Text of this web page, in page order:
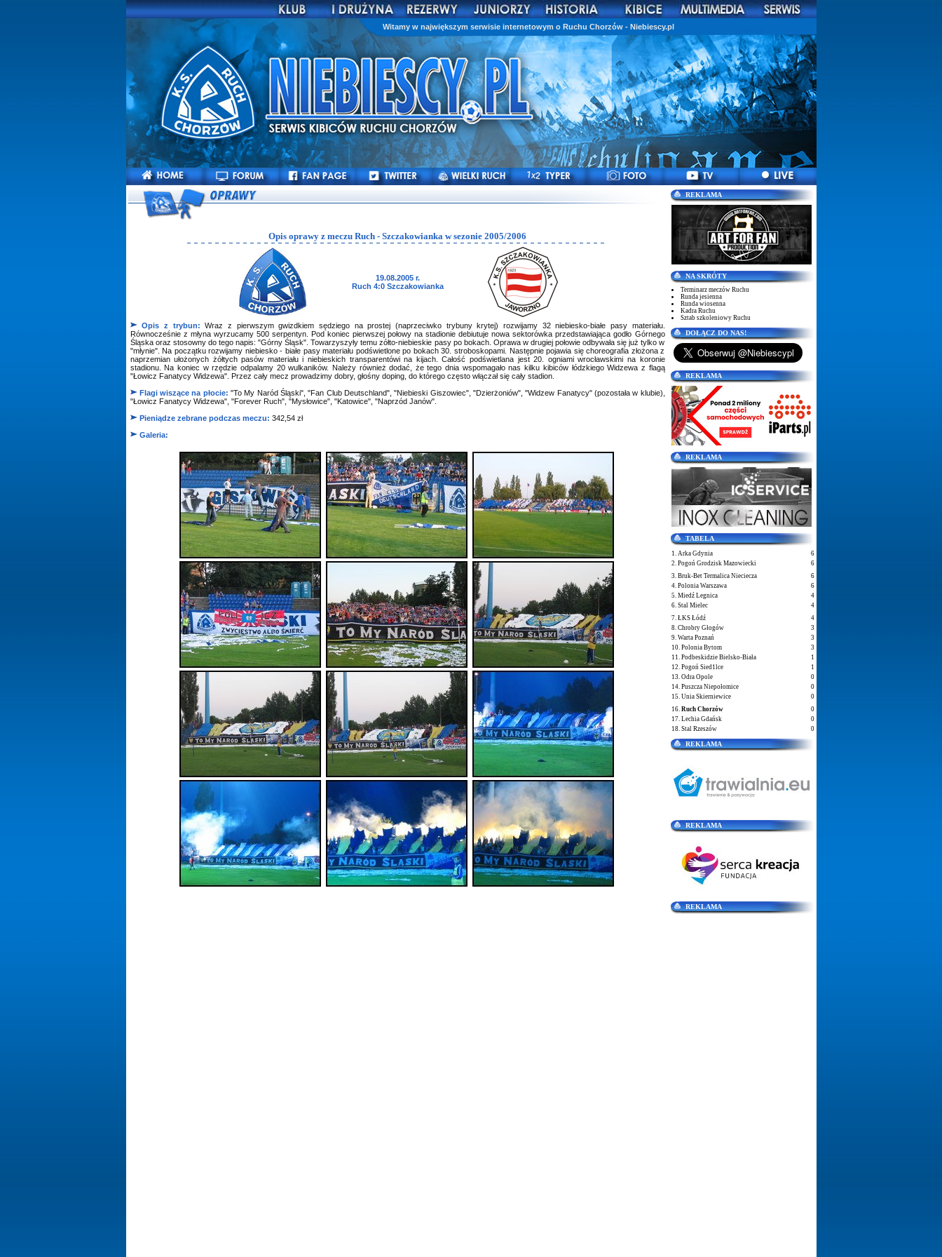
Witamy w największym serwisie internetowym o Ruchu Chorzów - Niebiescy.pl
Opis oprawy z meczu Ruch - Szczakowianka w sezonie 2005/2006
19.08.2005 r.
Ruch 4:0 Szczakowianka
Opis z trybun: Wraz z pierwszym gwizdkiem sędziego na prostej (naprzeciwko trybuny krytej) rozwijamy 32 niebiesko-białe pasy materiału.
Równocześnie z młyna wyrzucamy 500 serpentyn. Pod koniec pierwszej połowy na stadionie debiutuje nowa sektorówka przedstawiająca godło Górnego
Śląska oraz stosowny do tego napis: "Górny Śląsk". Towarzyszyły temu zółto-niebieskie pasy po bokach. Oprawa w drugiej połowie odbywała się już tylko w
"młynie". Na początku rozwijamy niebiesko - białe pasy materiału podświetlone po bokach 30. stroboskopami. Następnie pojawia się choreografia złożona z
naprzemian ułożonych żółtych pasów materiału i niebieskich transparentówi na kijach. Całość podświetlana jest 20. ogniami wrocławskimi na koronie
stadionu. Na koniec w rzędzie odpalamy 20 wulkaników. Należy również dodać, że tego dnia wspomagało nas kilku kibiców łódzkiego Widzewa z flagą
"Łowicz Fanatycy Widzewa". Przez cały mecz prowadzimy dobry, głośny doping, do którego często włączał się cały stadion.
Flagi wiszące na płocie: "To My Naród Śląski", "Fan Club Deutschland", "Niebieski Giszowiec", "Dzierżoniów", "Widzew Fanatycy" (pozostała w klubie),
"Łowicz Fanatycy Widzewa", "Forever Ruch", "Mysłowice", "Katowice", "Naprzód Janów".
Pieniądze zebrane podczas meczu: 342,54 zł
Galeria:
REKLAMA
NA SKRÓTY
Terminarz meczów Ruchu
Runda jesienna
Runda wiosenna
Kadra Ruchu
Sztab szkoleniowy Ruchu
DOŁĄCZ DO NAS!
REKLAMA
REKLAMA
TABELA
1. Arka Gdynia
6
2. Pogoń Grodzisk Mazowiecki
6
3. Bruk-Bet Termalica Nieciecza
6
4. Polonia Warszawa
6
5. Miedź Legnica
4
6. Stal Mielec
4
7. ŁKS Łódź
4
8. Chrobry Głogów
3
9. Warta Poznań
3
10. Polonia Bytom
3
11. Podbeskidzie Bielsko-Biała
1
12. Pogoń Sied1lce
1
13. Odra Opole
0
14. Puszcza Niepołomice
0
15. Unia Skierniewice
0
16. Ruch Chorzów
0
17. Lechia Gdańsk
0
18. Stal Rzeszów
0
REKLAMA
REKLAMA
REKLAMA